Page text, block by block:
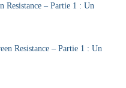
Resistance – Partie 1 : Un
Resistance – Partie 1 : Un